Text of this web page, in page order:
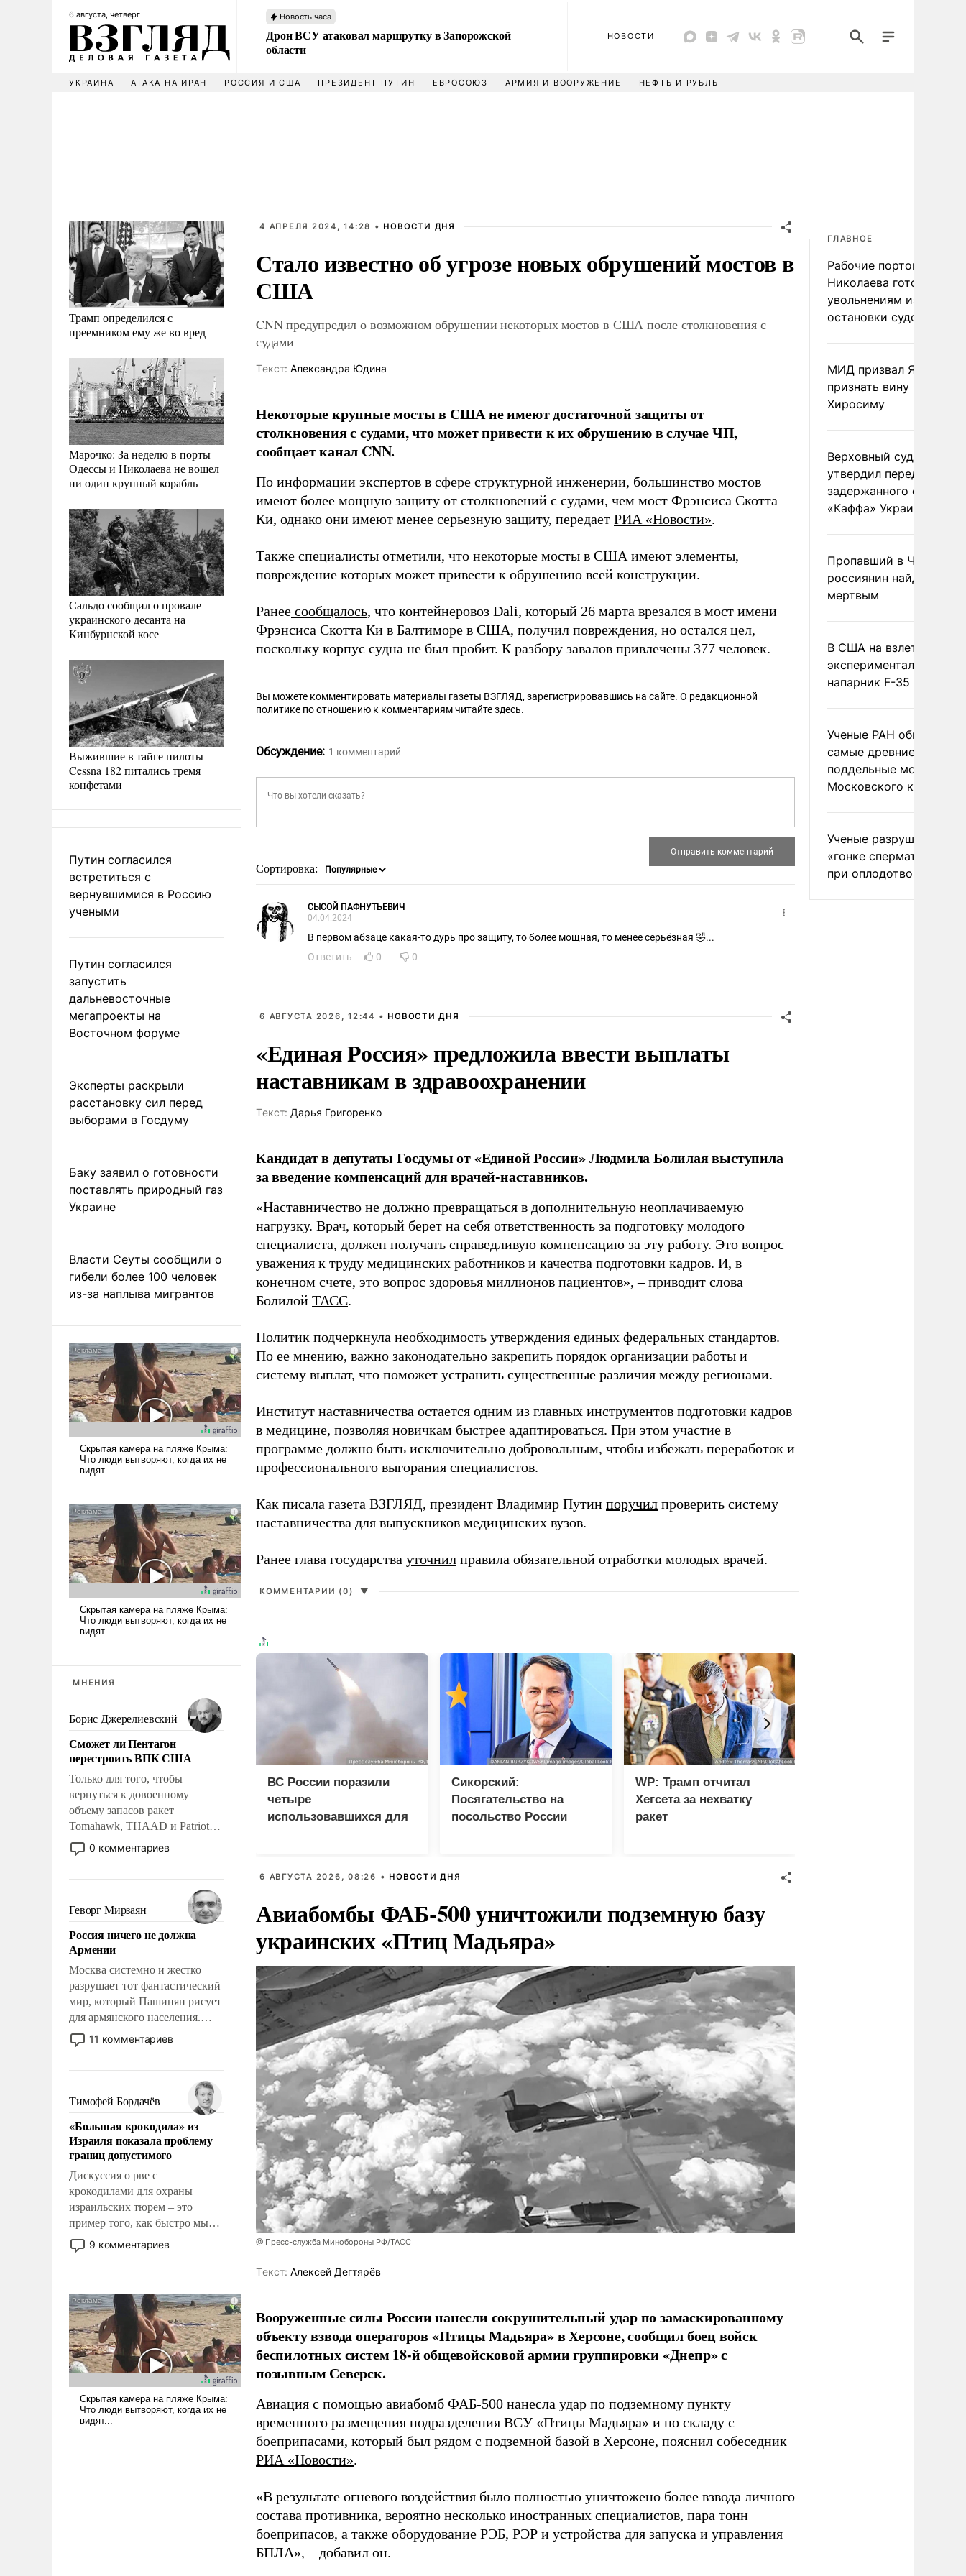
6 августа, четверг Новость часа
Дрон ВСУ атаковал маршрутку в Запорожской
области
НОВОСТИ
УКРАИНА АТАКА НА ИРАН РОССИЯ И США ПРЕЗИДЕНТ ПУТИН ЕВРОСОЮЗ АРМИЯ И ВООРУЖЕНИЕ НЕФТЬ И РУБЛЬ
Трамп определился с
преемником ему же во вред
Марочко: За неделю в порты
Одессы и Николаева не вошел
ни один крупный корабль
Сальдо сообщил о провале
украинского десанта на
Кинбурнской косе
Выжившие в тайге пилоты
Cessna 182 питались тремя
конфетами
Путин согласился
встретиться с
вернувшимися в Россию
учеными
Путин согласился
запустить
дальневосточные
мегапроекты на
Восточном форуме
Эксперты раскрыли
расстановку сил перед
выборами в Госдуму
Баку заявил о готовности
поставлять природный газ
Украине
Власти Сеуты сообщили о
гибели более 100 человек
из-за наплыва мигрантов
МНЕНИЯ
Борис Джерелиевский
Сможет ли Пентагон
перестроить ВПК США
Только для того, чтобы
вернуться к довоенному
объему запасов ракет
Tomahawk, THAAD и Patriot
США потребуется более трех
лет. Даже небольшая война с
Сложившаяся ситуация
означает многолетний период
уязвимости США, например,
перед Китаем.
0 комментариев
Геворг Мирзаян
Россия ничего не должна
Армении
Москва системно и жестко
разрушает тот фантастический
мир, который Пашинян рисует
для армянского населения.
Мир, где этому населению все
должны просто по
политические прожекты будут
беспрекословно оплачиваться
за счет российских
налогоплательщиков и где за
свои поступки не нужно
отвечать.
11 комментариев
Тимофей Бордачёв
«Большая крокодила» из
Израиля показала проблему
границ допустимого
Дискуссия о рве с
крокодилами для охраны
израильских тюрем – это
пример того, как быстро мы
двигаемся по пути
революционных изменений.
псевдонаучной фантастики,
стало всерьез обсуждаемой
идеей.
9 комментариев
4 АПРЕЛЯ 2024, 14:28 • НОВОСТИ ДНЯ
Стало известно об угрозе новых обрушений мостов в
США
CNN предупредил о возможном обрушении некоторых мостов в США после столкновения с
судами
Tекст: Александра Юдина
Некоторые крупные мосты в США не имеют достаточной защиты от
столкновения с судами, что может привести к их обрушению в случае ЧП,
сообщает канал CNN.
По информации экспертов в сфере структурной инженерии, большинство мостов
имеют более мощную защиту от столкновений с судами, чем мост Фрэнсиса Скотта
Ки, однако они имеют менее серьезную защиту, передает РИА «Новости».
Также специалисты отметили, что некоторые мосты в США имеют элементы,
повреждение которых может привести к обрушению всей конструкции.
Ранее сообщалось, что контейнеровоз Dali, который 26 марта врезался в мост имени
Фрэнсиса Скотта Ки в Балтиморе в США, получил повреждения, но остался цел,
поскольку корпус судна не был пробит. К разбору завалов привлечены 377 человек.
Вы можете комментировать материалы газеты ВЗГЛЯД, зарегистрировавшись на сайте. О редакционной
политике по отношению к комментариям читайтездесь.
Обсуждение: 1 комментарий
Сортировка:
СЫСОЙ ПАФНУТЬЕВИЧ
04.04.2024
В первом абзаце какая-то дурь про защиту, то более мощная, то менее серьёзная 🤣...
Ответить
0 0
6 АВГУСТА 2026, 12:44 • НОВОСТИ ДНЯ
«Единая Россия» предложила ввести выплаты
наставникам в здравоохранении
Tекст: Дарья Григоренко
Кандидат в депутаты Госдумы от «Единой России» Людмила Болилая выступила
за введение компенсаций для врачей-наставников.
«Наставничество не должно превращаться в дополнительную неоплачиваемую
нагрузку. Врач, который берет на себя ответственность за подготовку молодого
специалиста, должен получать справедливую компенсацию за эту работу. Это вопрос
уважения к труду медицинских работников и качества подготовки кадров. И, в
конечном счете, это вопрос здоровья миллионов пациентов», – приводит слова
Болилой ТАСС.
Политик подчеркнула необходимость утверждения единых федеральных стандартов.
По ее мнению, важно законодательно закрепить порядок организации работы и
систему выплат, что поможет устранить существенные различия между регионами.
Институт наставничества остается одним из главных инструментов подготовки кадров
в медицине, позволяя новичкам быстрее адаптироваться. При этом участие в
программе должно быть исключительно добровольным, чтобы избежать переработок и
профессионального выгорания специалистов.
Как писала газета ВЗГЛЯД, президент Владимир Путин поручил проверить систему
наставничества для выпускников медицинских вузов.
Ранее глава государства уточнил правила обязательной отработки молодых врачей.
КОММЕНТАРИИ (0) ▼
ВС России поразили
четыре
использовавшихся для
Сикорский:
Посягательство на
посольство России
WP: Трамп отчитал
Хегсета за нехватку
ракет
6 АВГУСТА 2026, 08:26 • НОВОСТИ ДНЯ
Авиабомбы ФАБ-500 уничтожили подземную базу
украинских «Птиц Мадьяра»
@ Пресс-служба Минобороны РФ/ТАСС
Tекст: Алексей Дегтярёв
Вооруженные силы России нанесли сокрушительный удар по замаскированному
объекту взвода операторов «Птицы Мадьяра» в Херсоне, сообщил боец войск
беспилотных систем 18-й общевойсковой армии группировки «Днепр» с
позывным Северск.
Авиация с помощью авиабомб ФАБ-500 нанесла удар по подземному пункту
временного размещения подразделения ВСУ «Птицы Мадьяра» и по складу с
боеприпасами, который был рядом с подземной базой в Херсоне, пояснил собеседник
РИА «Новости».
«В результате огневого воздействия было полностью уничтожено более взвода личного
состава противника, вероятно несколько иностранных специалистов, пара тонн
боеприпасов, а также оборудование РЭБ, РЭР и устройства для запуска и управления
БПЛА», – добавил он.
ГЛАВНОЕ
Рабочие портов
Николаева готовятся к
увольнениям из-за
остановки судоходства
МИД призвал Японию
признать вину США за
Хиросиму
Верховный суд Швеции
утвердил передачу
задержанного
«Каффа» Украине
Пропавший в
россиянин найден
мертвым
В США на взлете
экспериментальный
напарник F-35
Ученые РАН
самые древние
поддельные монеты
Московского
Ученые разрушили миф
«гонке
при оплодотворении